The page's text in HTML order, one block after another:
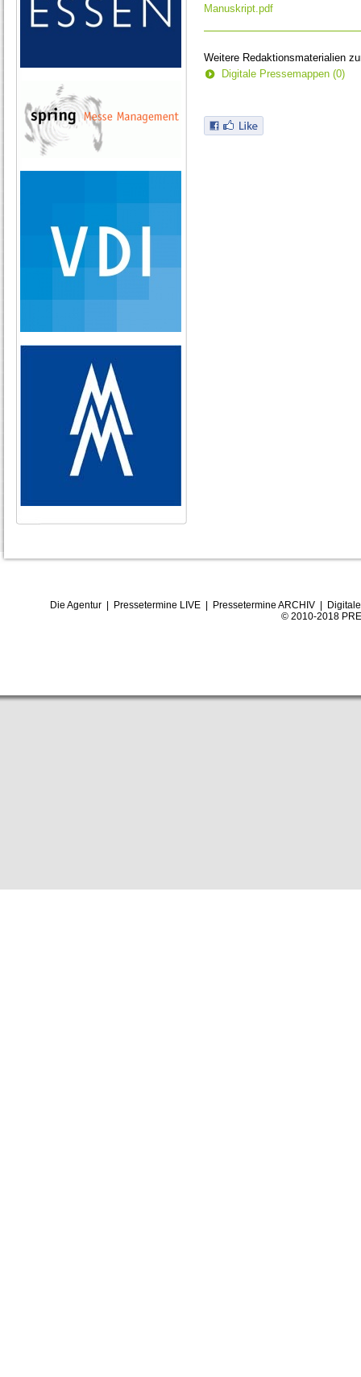
Manuskript.pdf
Weitere Redaktionsmaterialien
Digitale Pressemappen (0)
Die Agentur| Pressetermine LIVE| Pressetermine ARCHIV|
© 2010-2018